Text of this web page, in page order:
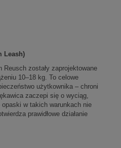
Leash)
zostały zaprojektowane
10–18 kg. To celowe
użytkownika – chroni
zaczepi się o wyciąg,
opaski w takich warunkach nie
prawidłowe działanie